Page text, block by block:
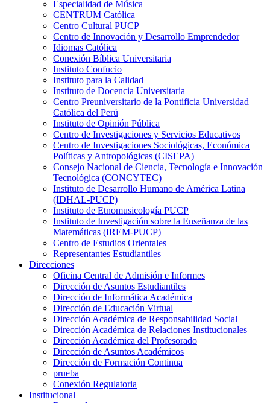
Especialidad de Música
CENTRUM Católica
Centro Cultural PUCP
Centro de Innovación y Desarrollo Emprendedor
Idiomas Católica
Conexión Bíblica Universitaria
Instituto Confucio
Instituto para la Calidad
Instituto de Docencia Universitaria
Centro Preuniversitario de la Pontificia Universidad
Católica del Perú
Instituto de Opinión Pública
Centro de Investigaciones y Servicios Educativos
Centro de Investigaciones Sociológicas, Económica
Políticas y Antropológicas (CISEPA)
Consejo Nacional de Ciencia, Tecnología e Innovación
Tecnológica (CONCYTEC)
Instituto de Desarrollo Humano de América Latina
(IDHAL-PUCP)
Instituto de Etnomusicología PUCP
Instituto de Investigación sobre la Enseñanza de las
Matemáticas (IREM-PUCP)
Centro de Estudios Orientales
Representantes Estudiantiles
Direcciones
Oficina Central de Admisión e Informes
Dirección de Asuntos Estudiantiles
Dirección de Informática Académica
Dirección de Educación Virtual
Dirección Académica de Responsabilidad Social
Dirección Académica de Relaciones Institucionales
Dirección Académica del Profesorado
Dirección de Asuntos Académicos
Dirección de Formación Continua
prueba
Conexión Regulatoria
Institucional